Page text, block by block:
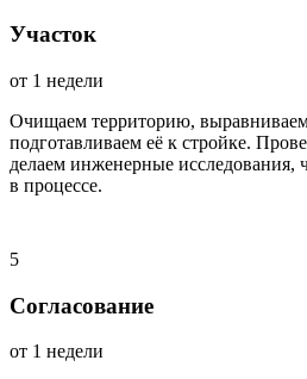
Участок
от 1 недели
Очищаем территорию,
подготавливаем её к стройке.
делаем инженерные исследования,
в процессе.
5
Согласование
от 1 недели